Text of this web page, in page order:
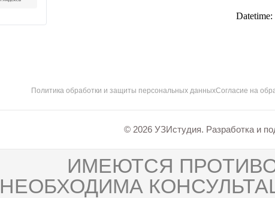
Политика обработки и защиты персональных данныхСогласие на
© 2026 УЗИстудия. Разработка и
ИМЕЮТСЯ
НЕОБХОДИМА